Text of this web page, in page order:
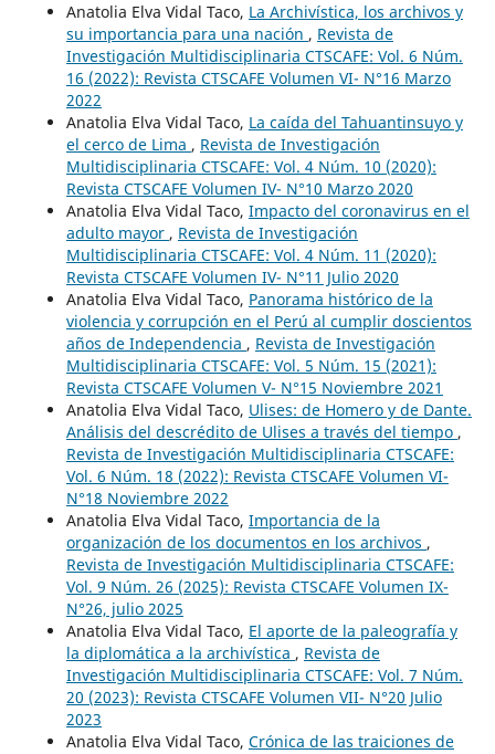
Anatolia Elva Vidal Taco, La Archivística, los archivos y
su importancia para una nación , Revista de
Investigación Multidisciplinaria CTSCAFE: Vol. 6 Núm.
16 (2022): Revista CTSCAFE Volumen VI- N°16 Marzo
2022
Anatolia Elva Vidal Taco, La caída del Tahuantinsuyo y
el cerco de Lima , Revista de Investigación
Multidisciplinaria CTSCAFE: Vol. 4 Núm. 10 (2020):
Revista CTSCAFE Volumen IV- N°10 Marzo 2020
Anatolia Elva Vidal Taco, Impacto del coronavirus en el
adulto mayor , Revista de Investigación
Multidisciplinaria CTSCAFE: Vol. 4 Núm. 11 (2020):
Revista CTSCAFE Volumen IV- N°11 Julio 2020
Anatolia Elva Vidal Taco, Panorama histórico de la
violencia y corrupción en el Perú al cumplir doscientos
años de Independencia , Revista de Investigación
Multidisciplinaria CTSCAFE: Vol. 5 Núm. 15 (2021):
Revista CTSCAFE Volumen V- N°15 Noviembre 2021
Anatolia Elva Vidal Taco, Ulises: de Homero y de Dante.
Análisis del descrédito de Ulises a través del tiempo ,
Revista de Investigación Multidisciplinaria CTSCAFE:
Vol. 6 Núm. 18 (2022): Revista CTSCAFE Volumen VI-
N°18 Noviembre 2022
Anatolia Elva Vidal Taco, Importancia de la
organización de los documentos en los archivos ,
Revista de Investigación Multidisciplinaria CTSCAFE:
Vol. 9 Núm. 26 (2025): Revista CTSCAFE Volumen IX-
N°26, julio 2025
Anatolia Elva Vidal Taco, El aporte de la paleografía y
la diplomática a la archivística , Revista de
Investigación Multidisciplinaria CTSCAFE: Vol. 7 Núm.
20 (2023): Revista CTSCAFE Volumen VII- N°20 Julio
2023
Anatolia Elva Vidal Taco, Crónica de las traiciones de